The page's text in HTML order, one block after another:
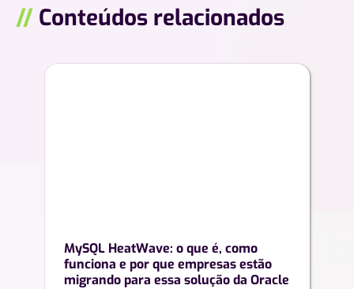
// Conteúdos relacionados
MySQL HeatWave: o que é, como
funciona e por que empresas estão
migrando para essa solução da Oracle